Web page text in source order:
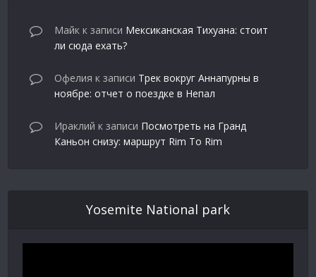
Майк к записи Мексиканская Тихуана: стоит
ли сюда ехать?
Офелия к записи Трек вокруг Аннапурны в
ноябре: отчет о поездке в Непал
Ираклий к записи Посмотреть на Гранд
Каньон снизу: маршрут Rim To Rim
Yosemite National park